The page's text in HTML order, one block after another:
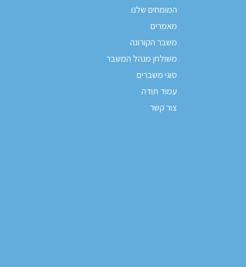
המומחים שלנו
מאמרים
משבר הקורונה
משולחן מנהל המשבר
סוגי משברים
עמוד תודה
צור קשר